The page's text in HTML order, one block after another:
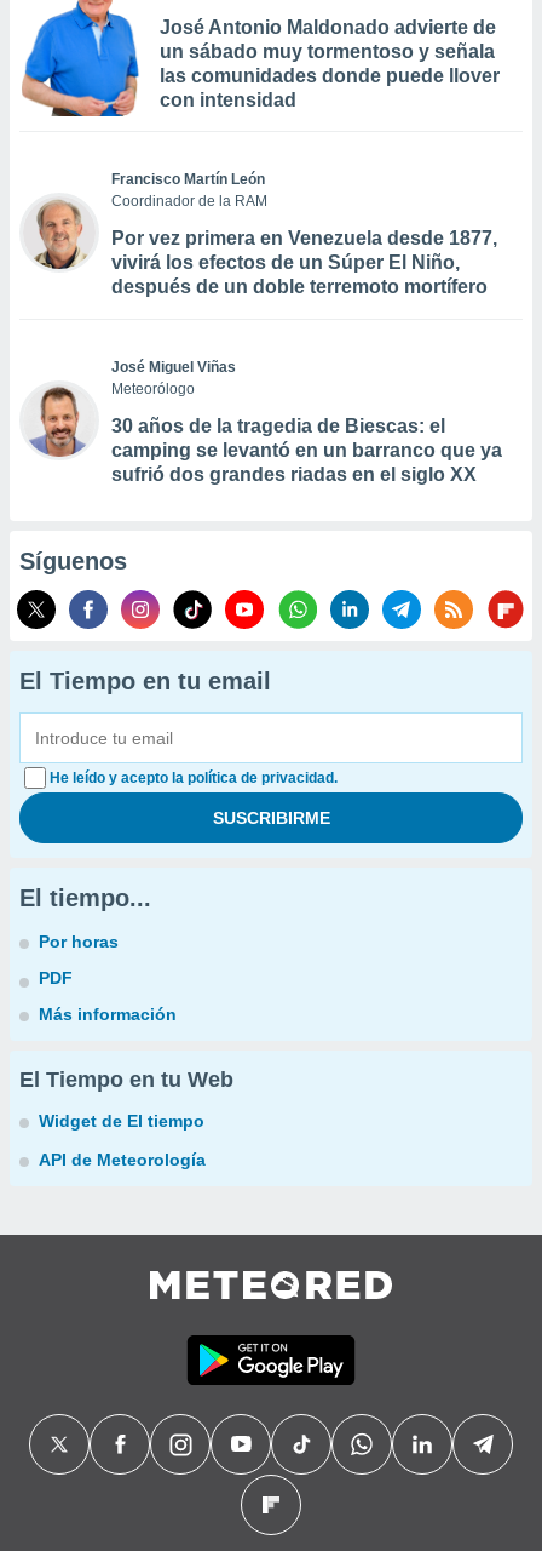
José Antonio Maldonado advierte de
un sábado muy tormentoso y señala
las comunidades donde puede llover
con intensidad
Francisco Martín León
Coordinador de la RAM
Por vez primera en Venezuela desde 1877,
vivirá los efectos de un Súper El Niño,
después de un doble terremoto mortífero
José Miguel Viñas
Meteorólogo
30 años de la tragedia de Biescas: el
camping se levantó en un barranco que ya
sufrió dos grandes riadas en el siglo XX
Síguenos
El Tiempo en tu email
He leído y acepto la política de privacidad.
El tiempo...
Por horas
PDF
Más información
El Tiempo en tu Web
Widget de El tiempo
API de Meteorología